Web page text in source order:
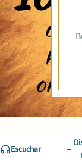
Escuchar